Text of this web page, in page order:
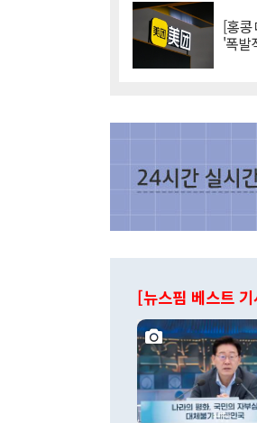
[홍콩
'폭발
[뉴스핌 베스트